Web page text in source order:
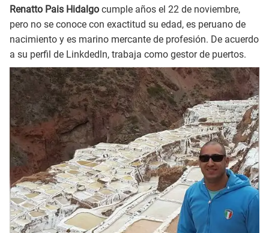
Renatto Pais Hidalgo cumple años el 22 de noviembre,
pero no se conoce con exactitud su edad, es peruano de
nacimiento y es marino mercante de profesión. De acuerdo
a su perfil de Linkdedln, trabaja como gestor de puertos.